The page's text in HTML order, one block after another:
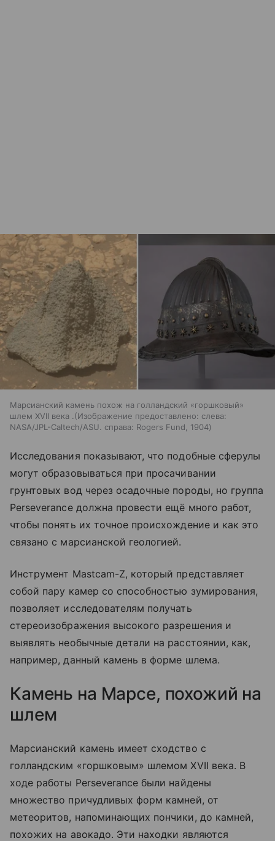
Марсианский камень похож на голландский «горшковый»
шлем XVII века .(Изображение предоставлено: слева:
NASA/JPL-Caltech/ASU. справа: Rogers Fund, 1904)
Исследования показывают, что подобные сферулы
могут образовываться при просачивании
грунтовых вод через осадочные породы, но группа
Perseverance должна провести ещё много работ,
чтобы понять их точное происхождение и как это
связано с марсианской геологией.
Инструмент Mastcam-Z, который представляет
собой пару камер со способностью зумирования,
позволяет исследователям получать
стереоизображения высокого разрешения и
выявлять необычные детали на расстоянии, как,
например, данный камень в форме шлема.
Камень на Марсе, похожий на
шлем
Марсианский камень имеет сходство с
голландским «горшковым» шлемом XVII века. В
ходе работы Perseverance были найдены
множество причудливых форм камней, от
метеоритов, напоминающих пончики, до камней,
похожих на авокадо. Эти находки являются